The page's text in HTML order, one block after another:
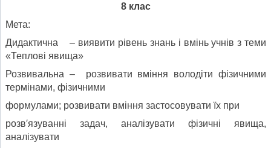
8 клас
Мета:
Дидактична – виявити рівень знань і вмінь учнів з теми
«Теплові явища»
Розвивальна – розвивати вміння володіти фізичними
термінами, фізичними
формулами; розвивати вміння застосовувати їх при
розв′язуванні задач, аналізувати фізичні явища,
аналізувати